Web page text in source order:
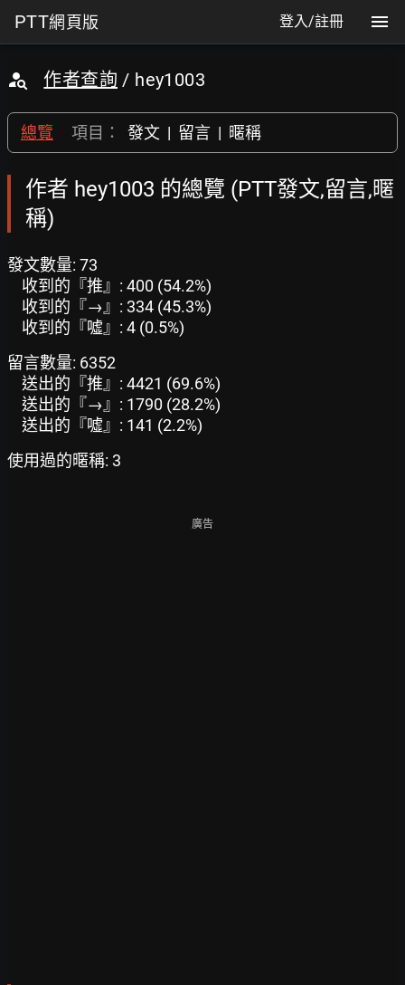
PTT網頁版 登入/註冊
作者查詢 / hey1003
總覽 項目： 發文 | 留言 | 暱稱
作者 hey1003 的總覽 (PTT發文,留言,暱
稱)
發文數量: 73
收到的『推』: 400 (54.2%)
收到的『→』: 334 (45.3%)
收到的『噓』: 4 (0.5%)
留言數量: 6352
送出的『推』: 4421 (69.6%)
送出的『→』: 1790 (28.2%)
送出的『噓』: 141 (2.2%)
使用過的暱稱: 3
廣告